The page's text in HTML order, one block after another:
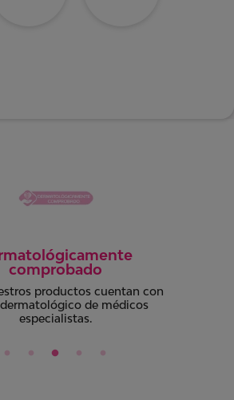
Súper absorbente
y comodidad para ese
sangrado posparto. Ideal
para flujos muy abundantes.